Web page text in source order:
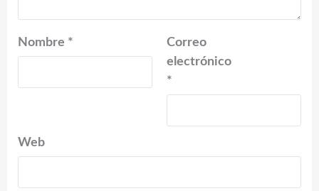
Nombre *
Correo
electrónico
*
Web